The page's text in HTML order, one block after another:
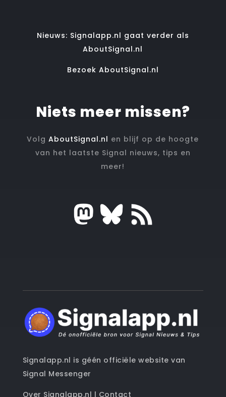
Nieuws: Signalapp.nl gaat verder als
AboutSignal.nl
Bezoek AboutSignal.nl
Niets meer missen?
VolgAboutSignal.nl en blijf op de hoogte
van het laatste Signal nieuws, tips en
meer!
Signalapp.nl is géén officiële website van
Signal Messenger
Over Signalapp.nl | Contact